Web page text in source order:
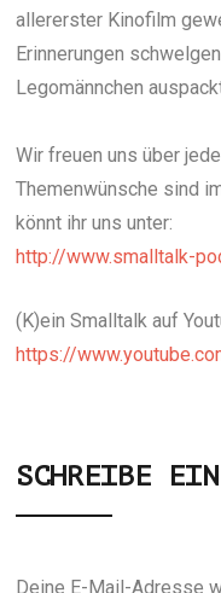
allererster Kinofilm
Erinnerungen
Legomännchen
Wir freuen uns über
Themenwünsche sind
könnt ihr uns unter:
http://www.smalltalk-
(K)ein Smalltalk auf
https://
SCHREIBE
Deine E-Mail-Adresse